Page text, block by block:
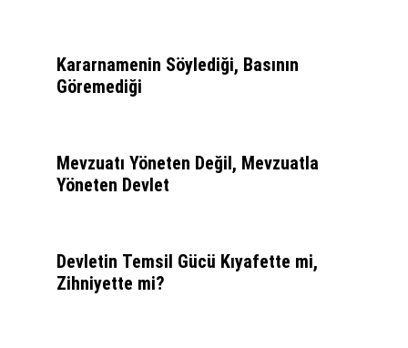
Kararnamenin Söylediği, Basının
Göremediği
Mevzuatı Yöneten Değil, Mevzuatla
Yöneten Devlet
Devletin Temsil Gücü Kıyafette mi,
Zihniyette mi?